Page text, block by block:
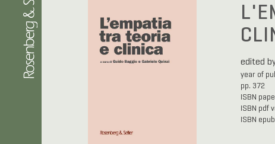
edited
year of
pp. 372
ISBN
ISBN pdf
ISBN